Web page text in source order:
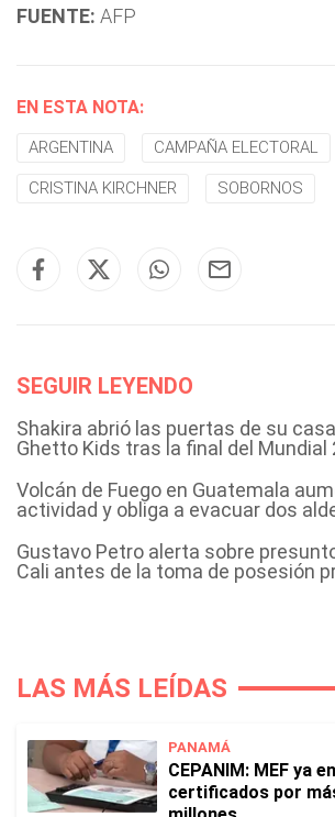
FUENTE: AFP
EN ESTA NOTA:
ARGENTINA CAMPAÑA ELECTORAL
CRISTINA KIRCHNER SOBORNOS
SEGUIR LEYENDO
Shakira abrió las puertas de su
Ghetto Kids tras la final del Mundial
Volcán de Fuego en Guatemala
actividad y obliga a evacuar dos
Gustavo Petro alerta sobre
Cali antes de la toma de posesión
LAS MÁS LEÍDAS
PANAMÁ
CEPANIM: MEF ya
certificados por